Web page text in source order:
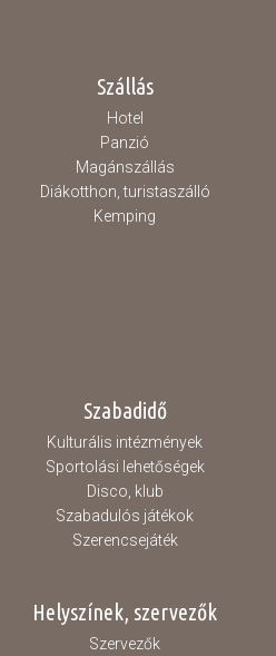
Szállás
Hotel
Panzió
Magánszállás
Diákotthon, turistaszálló
Kemping
Szabadidő
Kulturális intézmények
Sportolási lehetőségek
Disco, klub
Szabadulós játékok
Szerencsejáték
Helyszínek, szervezők
Szervezők